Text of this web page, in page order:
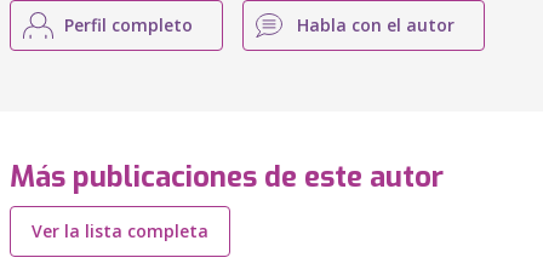
Perfil completo Habla con el autor
Más publicaciones de este autor
Ver la lista completa